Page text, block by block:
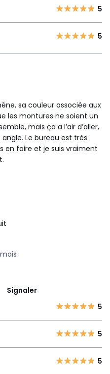
5
5
sa couleur associée aux
les montures ne soient un
mais ça a l’air d’aller,
Le bureau est très
en faire et je suis vraiment
Signaler
5
5
5